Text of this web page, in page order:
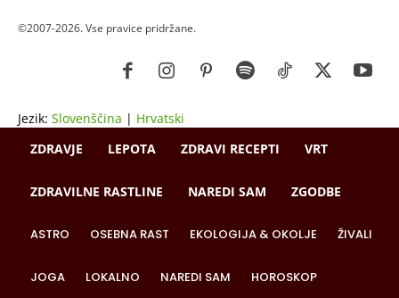
©2007-2026. Vse pravice pridržane.
Jezik: Slovenščina | Hrvatski
ZDRAVJE
LEPOTA ZDRAVI RECEPTI VRT
ZDRAVILNE RASTLINE NAREDI SAM ZGODBE
ASTRO OSEBNA RAST EKOLOGIJA & OKOLJE ŽIVALI
JOGA LOKALNO NAREDI SAM HOROSKOP